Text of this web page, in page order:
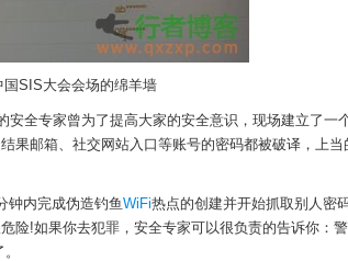
大会会场的绵羊墙
专家曾为了提高大家的安全意识，现场建立了一
果邮箱、社交网站入口等账号的密码都被破译，上当
钟内完成伪造钓鱼WiFi热点的创建并开始抓取别人密
险!如果你去犯罪，安全专家可以很负责的告诉你：